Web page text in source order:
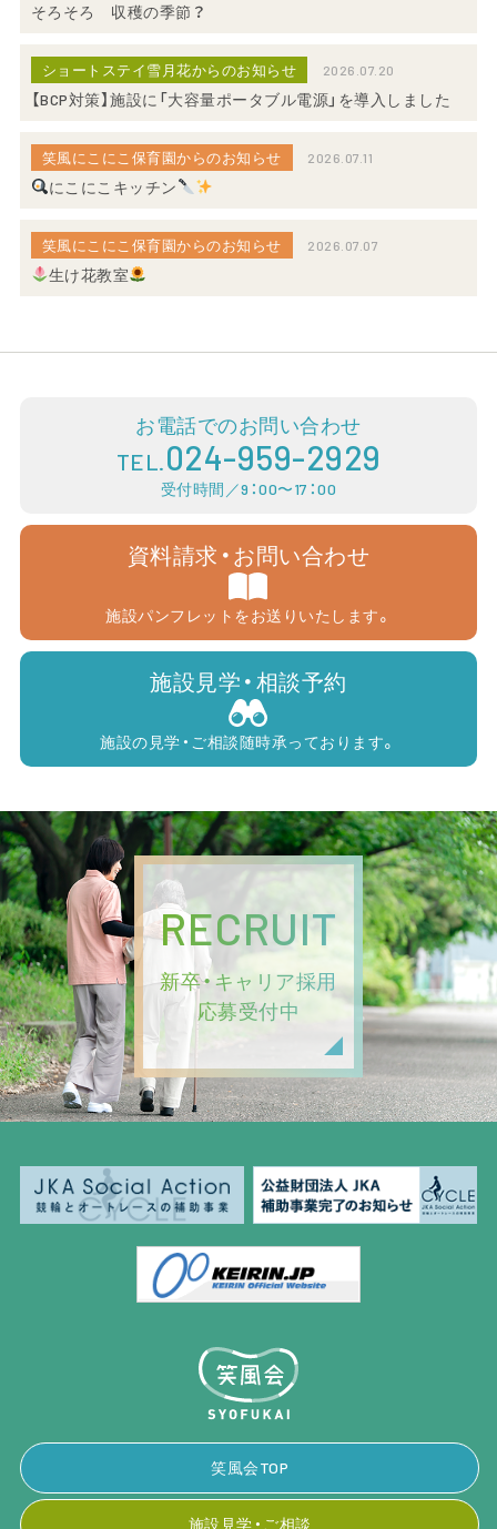
そろそろ 収穫の季節？
ショートステイ雪月花からのお知らせ 2026.07.20
【BCP対策】施設に「大容量ポータブル電源」を導入しました
笑風にこにこ保育園からのお知らせ 2026.07.11
にこにこキッチン
笑風にこにこ保育園からのお知らせ 2026.07.07
生け花教室
お電話でのお問い合わせ
TEL. 024-959-2929
受付時間／9：00〜17：00
資料請求・お問い合わせ
施設パンフレットをお送りいたします。
施設見学・相談予約
施設の見学・ご相談随時承っております。
RECRUIT
新卒・キャリア採用
応募受付中
笑風会TOP
施設見学・ご相談